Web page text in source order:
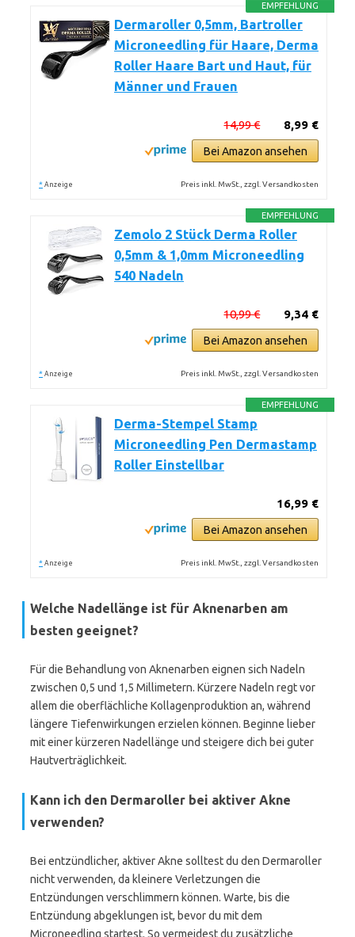
EMPFEHLUNG
Dermaroller 0,5mm, Bartroller
Microneedling für Haare, Derma
Roller Haare Bart und Haut, für
Männer und Frauen
8,99 €
14,99 €
Bei Amazon ansehen
* Anzeige Preis inkl. MwSt., zzgl. Versandkosten
EMPFEHLUNG
Zemolo 2 Stück Derma Roller
0,5mm & 1,0mm Microneedling
540 Nadeln
9,34 €
10,99 €
Bei Amazon ansehen
* Anzeige Preis inkl. MwSt., zzgl. Versandkosten
EMPFEHLUNG
Derma-Stempel Stamp
Microneedling Pen Dermastamp
Roller Einstellbar
16,99 €
Bei Amazon ansehen
* Anzeige Preis inkl. MwSt., zzgl. Versandkosten
Welche Nadellänge ist für Aknenarben am
besten geeignet?
Für die Behandlung von Aknenarben eignen sich Nadeln
zwischen 0,5 und 1,5 Millimetern. Kürzere Nadeln regt vor
allem die oberflächliche Kollagenproduktion an, während
längere Tiefenwirkungen erzielen können. Beginne lieber
mit einer kürzeren Nadellänge und steigere dich bei guter
Hautverträglichkeit.
Kann ich den Dermaroller bei aktiver Akne
verwenden?
Bei entzündlicher, aktiver Akne solltest du den Dermaroller
nicht verwenden, da kleinere Verletzungen die
Entzündungen verschlimmern können. Warte, bis die
Entzündung abgeklungen ist, bevor du mit dem
Microneedling startest. So vermeidest du zusätzliche